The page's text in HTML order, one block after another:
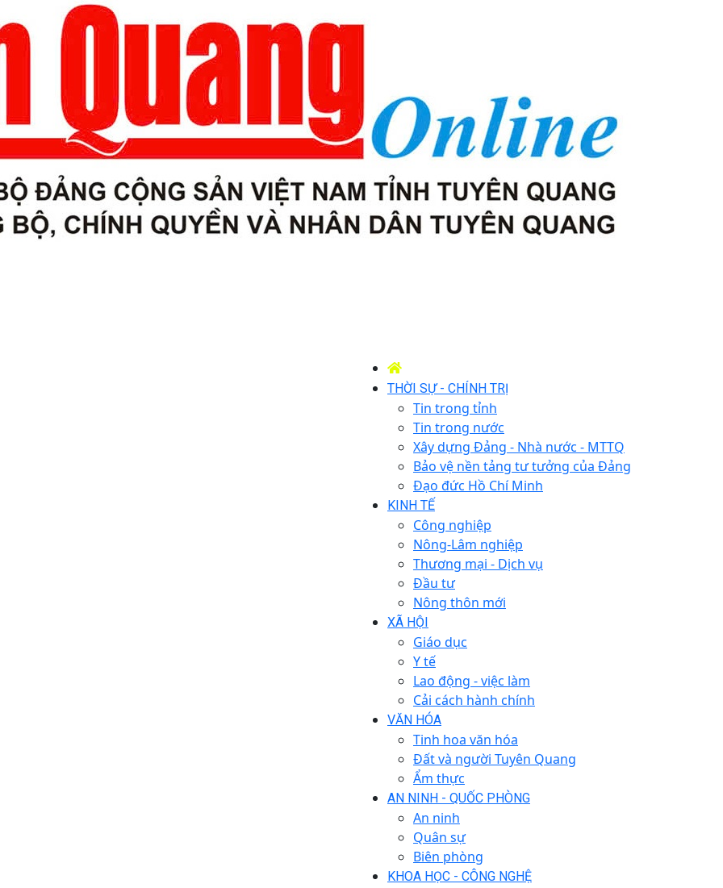
THỜI SỰ - CHÍNH TRỊ
Tin trong tỉnh
Tin trong nước
Xây dựng Đảng - Nhà nước - MTTQ
Bảo vệ nền tảng tư tưởng của Đảng
Đạo đức Hồ Chí Minh
KINH TẾ
Công nghiệp
Nông-Lâm nghiệp
Thương mại - Dịch vụ
Đầu tư
Nông thôn mới
XÃ HỘI
Giáo dục
Y tế
Lao động - việc làm
Cải cách hành chính
VĂN HÓA
Tinh hoa văn hóa
Đất và người Tuyên Quang
Ẩm thực
AN NINH - QUỐC PHÒNG
An ninh
Quân sự
Biên phòng
KHOA HỌC - CÔNG NGHỆ